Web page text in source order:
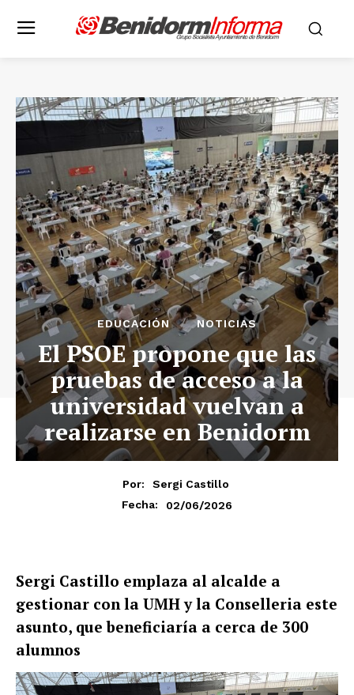
EDUCACIÓN NOTICIAS
El PSOE propone que las
pruebas de acceso a la
universidad vuelvan a
realizarse en Benidorm
Por:
Sergi Castillo
Fecha:
02/06/2026
Sergi Castillo emplaza al alcalde a
gestionar con la UMH y la Conselleria este
asunto, que beneficiaría a cerca de 300
alumnos